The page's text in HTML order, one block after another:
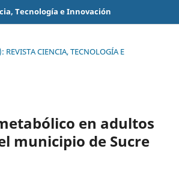
Tecnología e Innovación
CIENCIA, TECNOLOGÍA E
en adultos
municipio de Sucre